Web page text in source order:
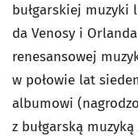
bułgarskiej muzyki
da Venosy i
renesansowej
w połowie lat
albumowi
z bułgarską